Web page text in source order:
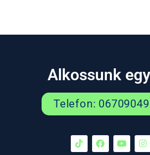
Alkossunk
Telefon: